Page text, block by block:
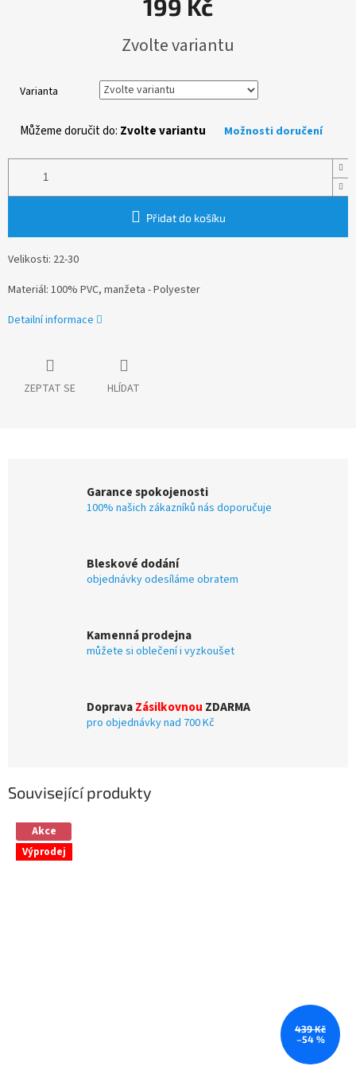
199 Kč
cena:
Zvolte variantu
Varianta
Můžeme doručit do: Zvolte variantu Možnosti doručení
Přidat do košíku
Velikosti: 22-30
Materiál: 100% PVC, manžeta - Polyester
Detailní informace
ZEPTAT SE HLÍDAT
Garance spokojenosti
100% našich zákazníků nás doporučuje
Bleskové dodání
objednávky odesíláme obratem
Kamenná prodejna
můžete si oblečení i vyzkoušet
DopravaZásilkovnou ZDARMA
pro objednávky nad 700 Kč
Související produkty
Akce
Výprodej
439 Kč
–54 %